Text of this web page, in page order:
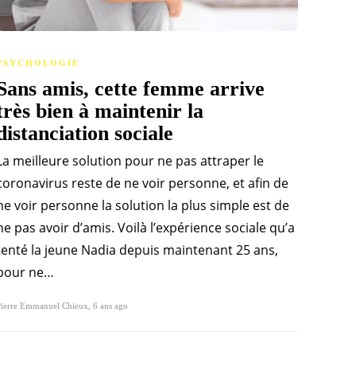
amis, cette femme arrive
bien à maintenir la
sociale
meilleure solution pour ne pas attraper le
reste de ne voir personne, et afin de
voir personne la solution la plus simple est de
pas avoir d’amis. Voilà l’expérience sociale qu’a
la jeune Nadia depuis maintenant 25 ans,
ne…
Emmanuel Chieux 6 ans ago